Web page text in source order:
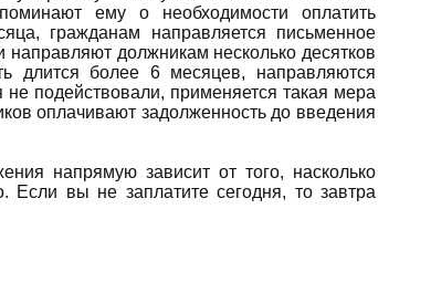
ему о необходимости оплатить
гражданам направляется письменное
должникам несколько десятков
длится более 6 месяцев, направляются
подействовали, применяется такая мера
оплачивают задолженность до введения
напрямую зависит от того, насколько
Если вы не заплатите сегодня, то завтра